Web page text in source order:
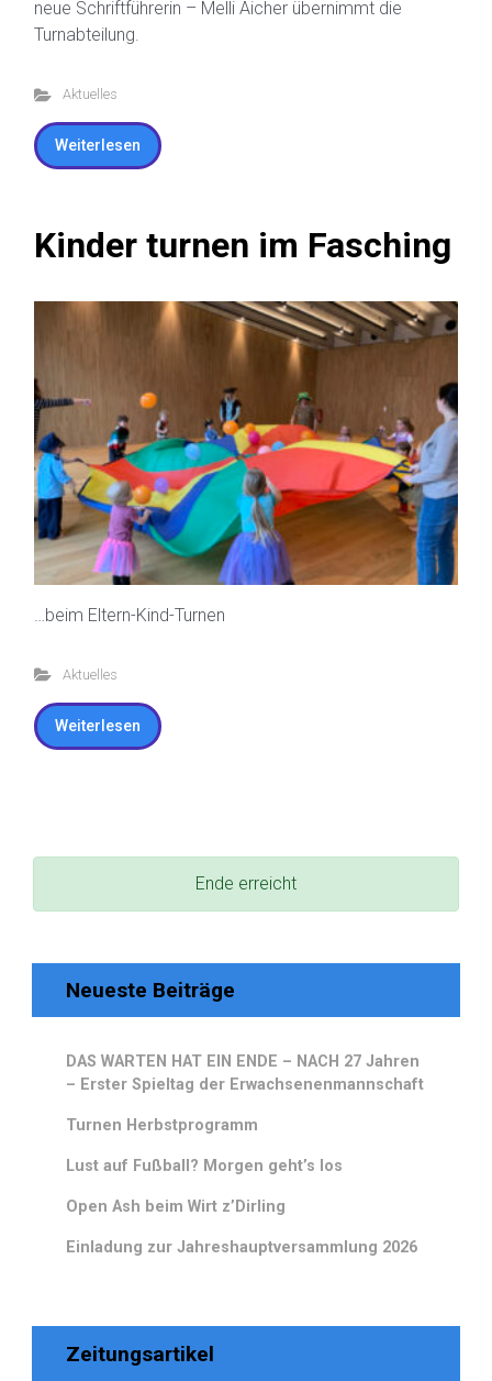
neue Schriftführerin – Melli Aicher übernimmt die
Turnabteilung.
Aktuelles
Weiterlesen
Kinder turnen im Fasching
…beim Eltern-Kind-Turnen
Aktuelles
Weiterlesen
Ende erreicht
Neueste Beiträge
DAS WARTEN HAT EIN ENDE – NACH 27 Jahren
– Erster Spieltag der Erwachsenenmannschaft
Turnen Herbstprogramm
Lust auf Fußball? Morgen geht’s los
Open Ash beim Wirt z’Dirling
Einladung zur Jahreshauptversammlung 2026
Zeitungsartikel